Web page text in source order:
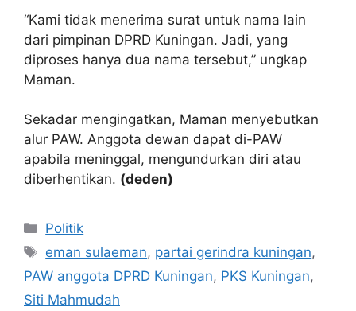
“Kami tidak menerima surat untuk nama lain
dari pimpinan DPRD Kuningan. Jadi, yang
diproses hanya dua nama tersebut,” ungkap
Maman.
Sekadar mengingatkan, Maman menyebutkan
alur PAW. Anggota dewan dapat di-PAW
apabila meninggal, mengundurkan diri atau
diberhentikan. (deden)
Kategori
Politik
Tag
eman sulaeman, partai gerindra kuningan,
PAW anggota DPRD Kuningan, PKS Kuningan,
Siti Mahmudah